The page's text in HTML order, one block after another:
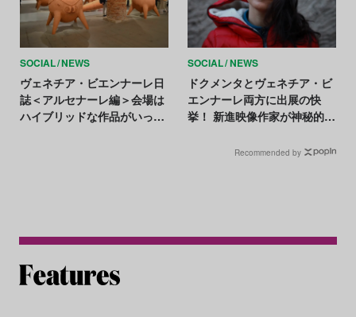
SOCIAL NEWS
ヴェネチア・ビエンナーレ日
誌＜アルセナーレ編＞会場は
ハイブリッドな作品がいっぱ
SOCIAL NEWS
ドクメンタとヴェネチア・ビ
エンナーレ両方に出展の快
挙！ 新進映像作家が神秘的に
Recommended by